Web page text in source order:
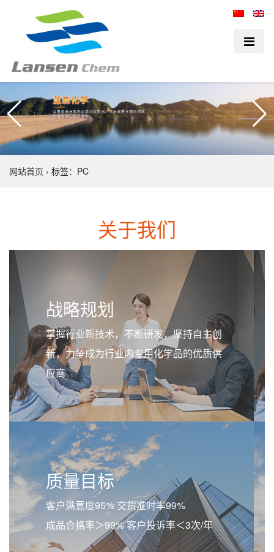
网站首页 › 标签：PC
关于我们
战略规划
掌握行业新技术，不断研发，坚持自主创
新，力争成为行业内专用化学品的优质供
应商
质量目标
客户满意度95% 交货准时率99%
成品合格率＞99% 客户投诉率＜3次/年